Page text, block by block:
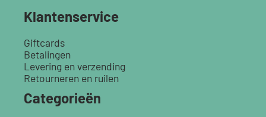
Klantenservice
Giftcards
Betalingen
Levering en verzending
Retourneren en ruilen
Categorieën